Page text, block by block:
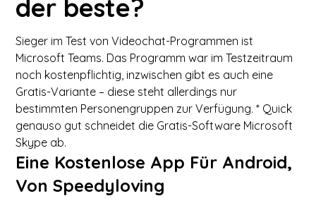
der beste?
Sieger im Test von Videochat-Programmen ist
Microsoft Teams. Das Programm war im Testzeitraum
noch kostenpflichtig, inzwischen gibt es auch eine
Gratis-Variante – diese steht allerdings nur
bestimmten Personengruppen zur Verfügung. * Quick
genauso gut schneidet die Gratis-Software Microsoft
Skype ab.
Eine Kostenlose App Für Android,
Von Speedyloving